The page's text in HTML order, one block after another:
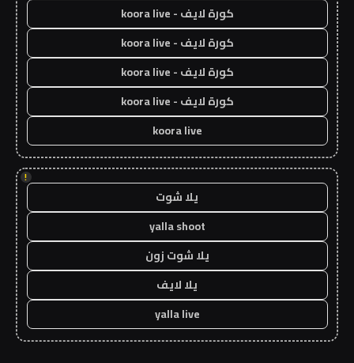
كورة لايف - koora live
كورة لايف - koora live
كورة لايف - koora live
كورة لايف - koora live
koora live
!
يلا شوت
yalla shoot
يلا شوت زون
يلا لايف
yalla live